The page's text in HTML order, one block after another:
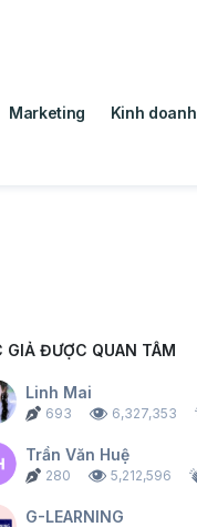
Marketing Kinh doanh
GIẢ ĐƯỢC QUAN TÂM
Linh Mai
693 6,327,353
Trần Văn Huệ
280 5,212,596
G-LEARNING